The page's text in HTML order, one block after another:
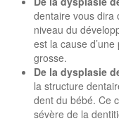
dentaire vous dira
niveau du
est la cause
grosse.
De la dysplasie
la structure
dent du bébé. Ce
sévère de la